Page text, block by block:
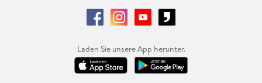
Laden Sie unsere App herunter.